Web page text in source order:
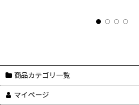
商品カテゴリ一覧
マイページ